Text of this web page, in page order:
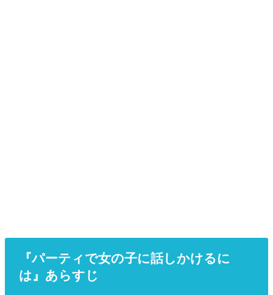
『パーティで女の子に話しかけるに
は』あらすじ